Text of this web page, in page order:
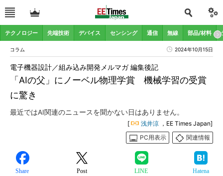
テクノロジー 先端技術 デバイス センシング 通信 無線 部品/材料
コラム 2024年10月15日
「AIの父」にノーベル物理学賞 機械学習の受賞
に驚き
電子機器設計／組み込み開発メルマガ 編集後記
最近ではAI関連のニュースを聞かない日はありません。
[ 浅井涼 ，EE Times Japan]
PC用表示
関連情報
Share Post LINE Hatena